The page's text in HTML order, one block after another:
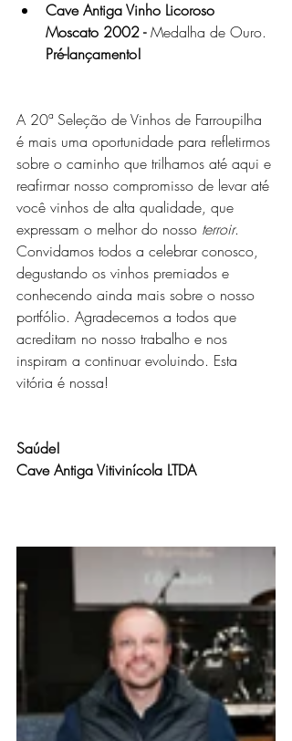
Cave Antiga Vinho Licoroso
Moscato 2002 - Medalha de Ouro.
Pré-lançamento!
A 20ª Seleção de Vinhos de Farroupilha
é mais uma oportunidade para refletirmos
sobre o caminho que trilhamos até aqui e
reafirmar nosso compromisso de levar até
você vinhos de alta qualidade, que
expressam o melhor do nosso terroir.
Convidamos todos a celebrar conosco,
degustando os vinhos premiados e
conhecendo ainda mais sobre o nosso
portfólio. Agradecemos a todos que
acreditam no nosso trabalho e nos
inspiram a continuar evoluindo. Esta
vitória é nossa!
Saúde!
Cave Antiga Vitivinícola LTDA